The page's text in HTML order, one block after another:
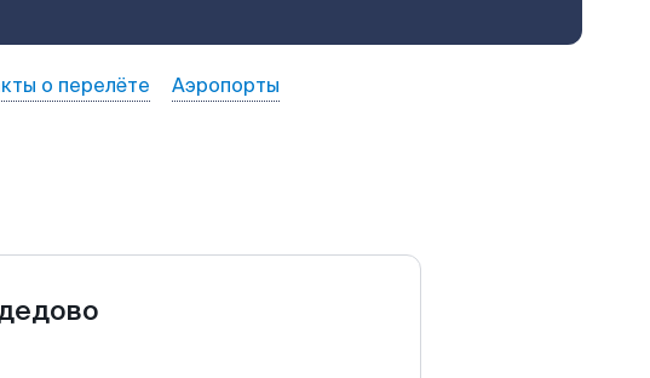
о перелёте Аэропорты